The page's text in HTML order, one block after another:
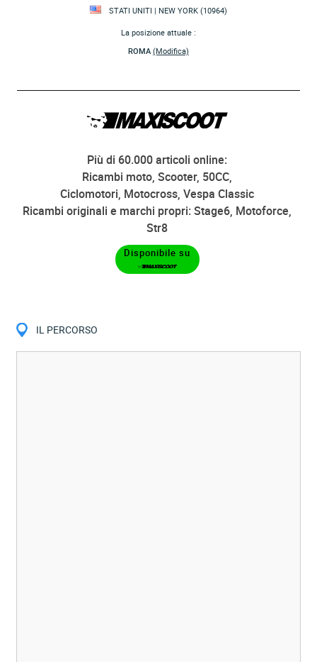
STATI UNITI | NEW YORK (10964)
La posizione attuale :
ROMA (Modifica)
Più di 60.000 articoli online:
Ricambi moto, Scooter, 50CC,
Ciclomotori, Motocross, Vespa Classic
Ricambi originali e marchi propri: Stage6, Motoforce,
Str8
Disponibile su
IL PERCORSO